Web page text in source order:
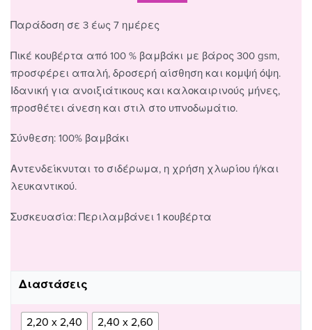
Παράδοση σε 3 έως 7 ημέρες
Πικέ κουβέρτα από 100 % βαμβάκι με βάρος 300 gsm,
προσφέρει απαλή, δροσερή αίσθηση και κομψή όψη.
Ιδανική για ανοιξιάτικους και καλοκαιρινούς μήνες,
προσθέτει άνεση και στιλ στο υπνοδωμάτιο.
Σύνθεση: 100% βαμβάκι
Αντενδείκνυται το σιδέρωμα, η χρήση χλωρίου ή/και
λευκαντικού.
Συσκευασία: Περιλαμβάνει 1 κουβέρτα
Διαστάσεις
2,20 x 2,40 2,40 x 2,60